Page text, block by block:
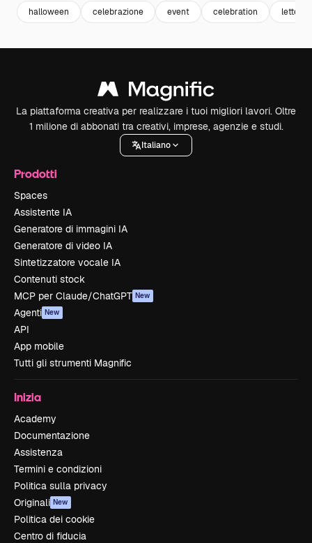
halloween celebrazione event celebration
La piattaforma creativa per realizzare i tuoi migliori lavori. Oltre
1 milione di abbonati tra creativi, imprese, agenzie e studi.
Italiano
Prodotti
Spaces
Assistente IA
Generatore di immagini IA
Generatore di video IA
Sintetizzatore vocale IA
Contenuti stock
MCP per Claude/ChatGPT New
Agenti New
API
App mobile
Tutti gli strumenti Magnific
Inizia
Academy
Documentazione
Assistenza
Termini e condizioni
Politica sulla privacy
Originali New
Politica dei cookie
Centro di fiducia